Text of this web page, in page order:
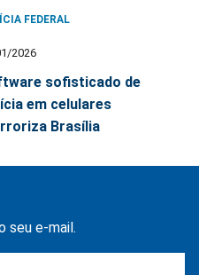
FEDERAL
2026
sofisticado de
em celulares
Brasília
seu e-mail.